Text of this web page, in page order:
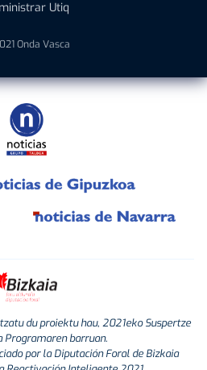
Utiq
Onda Vasca
du proiektu hau, 2021eko Suspertze
Programaren barruan.
por la Diputación Foral de Bizkaia